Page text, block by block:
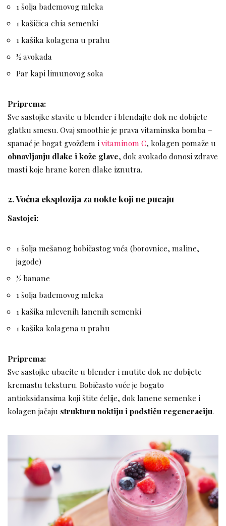
1 šolja bademovog mleka
1 kašičica chia semenki
1 kašika kolagena u prahu
½ avokada
Par kapi limunovog soka
Priprema:
Sve sastojke stavite u blender i blendajte dok ne dobijete
glatku smesu. Ovaj smoothie je prava vitaminska bomba –
spanać je bogat gvožđem ivitaminom C, kolagen pomaže u
obnavljanju dlake i kože glave, dok avokado donosi zdrave
masti koje hrane koren dlake iznutra.
2.Voćna eksplozija za nokte koji ne pucaju
Sastojci:
1 šolja mešanog bobičastog voća (borovnice, maline,
jagode)
½ banane
1 šolja bademovog mleka
1 kašika mlevenih lanenih semenki
1 kašika kolagena u prahu
Priprema:
Sve sastojke ubacite u blender i mutite dok ne dobijete
kremastu teksturu. Bobičasto voće je bogato
antioksidansima koji štite ćelije, dok lanene semenke i
kolagen jačaju strukturu noktiju i podstiču regeneraciju.